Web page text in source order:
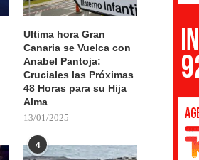
Ultima hora Gran
Canaria se Vuelca con
Anabel Pantoja:
Cruciales las Próximas
48 Horas para su Hija
Alma
13/01/2025
4